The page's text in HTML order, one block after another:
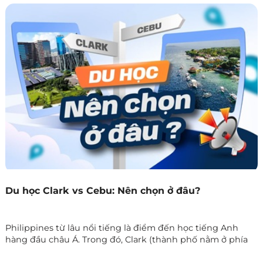
trường tiếng Anh toàn diện và chi phí hợp lý, Philippines
chính là lựa chọn lý tưởng để bạn bắt đầu lại từ con số 0 và
nhanh chóng lấy lại nền tảng.
Du học Clark vs Cebu: Nên chọn ở đâu?
Philippines từ lâu nổi tiếng là điểm đến học tiếng Anh
hàng đầu châu Á. Trong đó, Clark (thành phố nằm ở phía